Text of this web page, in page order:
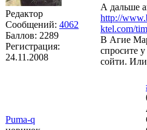
Редактор
Сообщений: 4062
Баллов: 2289
Регистрация:
24.11.2008
А дальше
http://
ktel.com/
В Агие
спросите
сойти.
Puma-q